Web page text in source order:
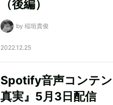
（後編）
by 稲垣貴俊
2022.12.25
Spotify音声コンテ
真実』5月3日配信